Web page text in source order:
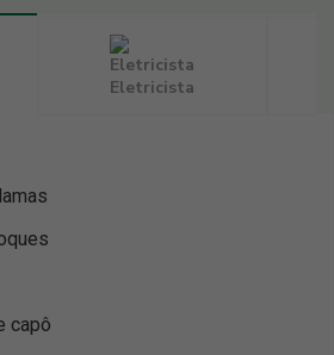
Eletricista
capô